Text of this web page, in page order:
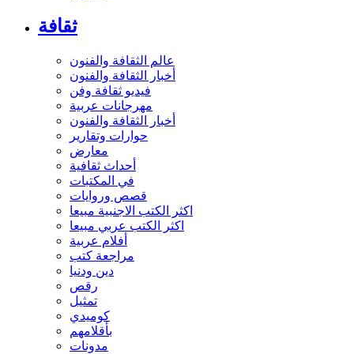
ثقافة
عالم الثقافة والفنون
أخبار الثقافة والفنون
فيديو ثقافة وفن
مهرجانات عربية
أخبار الثقافة والفنون
حوارات وتقارير
معارض
أحداث ثقافية
في المكتبات
قصص وروايات
اكثر الكتب الاجنبية مبيعا
اكثر الكتب عربي مبيعا
أفلام عربية
مراجعة كتب
دين ودنيا
رقص
تمثيل
كوميدي
بأقلامهم
مدونات